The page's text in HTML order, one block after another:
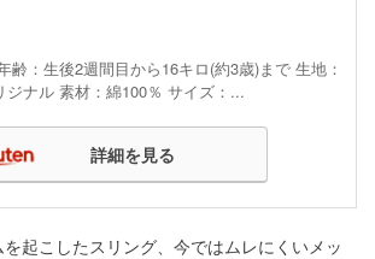
齢：生後2週間目から16キロ(約3歳)まで 生地：
ジナル 素材：綿100％ サイズ：...
詳細を見る
起こしたスリング、今ではムレにくいメッ